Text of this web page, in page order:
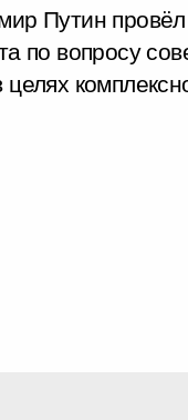
Путин
по вопросу